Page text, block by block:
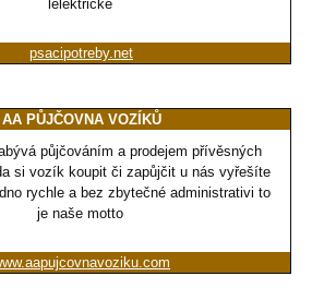
lelektrické
psacipotreby.net
AA PŮJČOVNA VOZÍKŮ
půjčováním a prodejem přívěsných
si vozík koupit či zapůjčit u nás vyřešíte
rychle a bez zbytečné administrativi to
je naše motto